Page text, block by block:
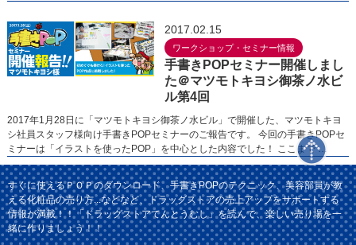
2017.02.15
ワークショップ・セミナー情報
手書きPOPセミナー開催しまし
た＠マツモトキヨシ御茶ノ水ビ
ル第4回
2017年1月28日に「マツモトキヨシ御茶ノ水ビル」で開催した、マツモトキヨ
シ社員スタッフ様向け手書きPOPセミナーのご報告です。 今回の手書きPOPセ
ミナーは「イラストを使ったPOP」を中心とした内容でした！ ここまで …
すぐに使えるＰＯＰのダウンロード、手書きPOPのテクニック、美容部員が教
える化粧品の売り方...などなど、ドラッグストアの売上アップをサポートする
情報が満載！！「ドラッグストアてんとうむし」を読んで、楽しい売り場を一
緒に作りましょう！！